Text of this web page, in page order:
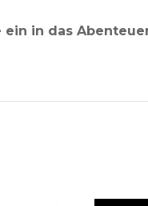
in das